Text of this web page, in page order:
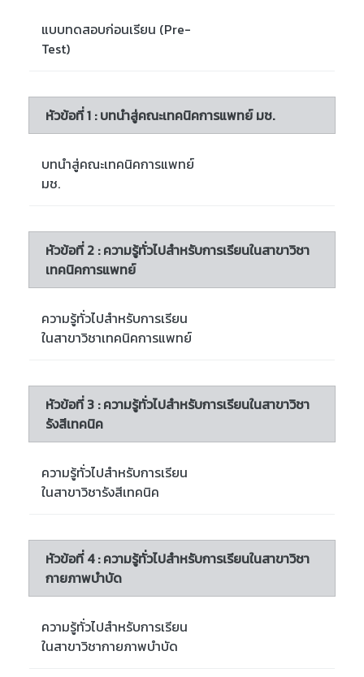
แบบทดสอบก่อนเรียน (Pre-
Test)
หัวข้อที่ 1 : บทนำสู่คณะเทคนิคการแพทย์ มช.
บทนำสู่คณะเทคนิคการแพทย์
มช.
หัวข้อที่ 2 : ความรู้ทั่วไปสำหรับการเรียนในสาขาวิชา
เทคนิคการแพทย์
ความรู้ทั่วไปสำหรับการเรียน
ในสาขาวิชาเทคนิคการแพทย์
หัวข้อที่ 3 : ความรู้ทั่วไปสำหรับการเรียนในสาขาวิชา
รังสีเทคนิค
ความรู้ทั่วไปสำหรับการเรียน
ในสาขาวิชารังสีเทคนิค
หัวข้อที่ 4 : ความรู้ทั่วไปสำหรับการเรียนในสาขาวิชา
กายภาพบำบัด
ความรู้ทั่วไปสำหรับการเรียน
ในสาขาวิชากายภาพบำบัด